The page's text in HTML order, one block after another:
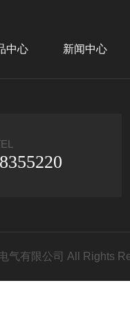
中心 新闻中心
气有限公司 All Rights